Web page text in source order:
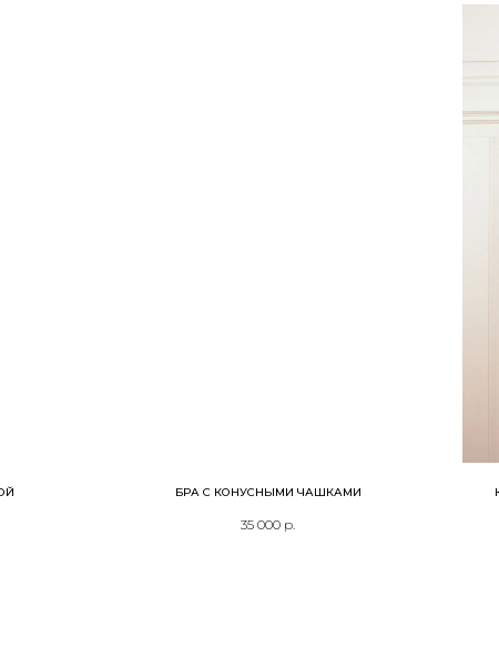
БРА С КОНУСНЫМИ ЧАШКАМИ
35 000 р.